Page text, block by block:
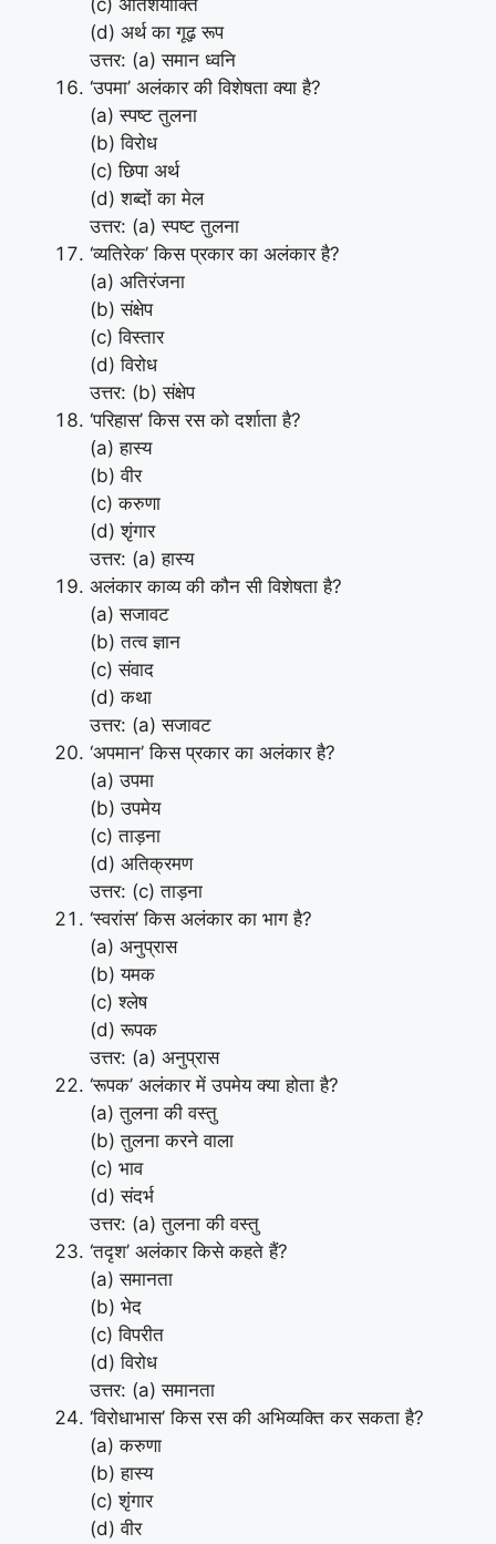
(c) अतिशयोक्ति
(d) अर्थ का गूढ़ रूप
उत्तर: (a) समान ध्वनि
‘उपमा’ अलंकार की विशेषता क्या है?
(a) स्पष्ट तुलना
(b) विरोध
(c) छिपा अर्थ
(d) शब्दों का मेल
उत्तर: (a) स्पष्ट तुलना
‘व्यतिरेक’ किस प्रकार का अलंकार है?
(a) अतिरंजना
(b) संक्षेप
(c) विस्तार
(d) विरोध
उत्तर: (b) संक्षेप
‘परिहास’ किस रस को दर्शाता है?
(a) हास्य
(b) वीर
(c) करुणा
(d) शृंगार
उत्तर: (a) हास्य
अलंकार काव्य की कौन सी विशेषता है?
(a) सजावट
(b) तत्व ज्ञान
(c) संवाद
(d) कथा
उत्तर: (a) सजावट
‘अपमान’ किस प्रकार का अलंकार है?
(a) उपमा
(b) उपमेय
(c) ताड़ना
(d) अतिक्रमण
उत्तर: (c) ताड़ना
‘स्वरांस’ किस अलंकार का भाग है?
(a) अनुप्रास
(b) यमक
(c) श्लेष
(d) रूपक
उत्तर: (a) अनुप्रास
‘रूपक’ अलंकार में उपमेय क्या होता है?
(a) तुलना की वस्तु
(b) तुलना करने वाला
(c) भाव
(d) संदर्भ
उत्तर: (a) तुलना की वस्तु
‘तदृश’ अलंकार किसे कहते हैं?
(a) समानता
(b) भेद
(c) विपरीत
(d) विरोध
उत्तर: (a) समानता
‘विरोधाभास’ किस रस की अभिव्यक्ति कर सकता है?
(a) करुणा
(b) हास्य
(c) शृंगार
(d) वीर